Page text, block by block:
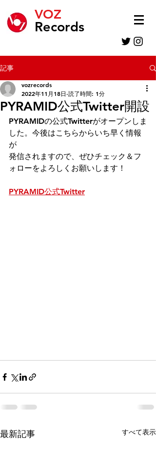
Records
VOZ
記事
PYRAMID公式Twitter開設
vozrecords
2022年11月18日 読了時間: 1分
PYRAMIDの公式Twitterがオープンしま
した。今後はこちらからいち早く情報
が
発信されますので、ぜひチェック＆フ
ォローをよろしくお願いします！
PYRAMID公式Twitter
最新記事 すべて表示